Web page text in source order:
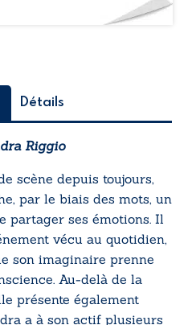
Détails
Riggio
scène depuis toujours,
par le biais des mots, un
partager ses émotions. Il
vécu au quotidien,
son imaginaire prenne
Au-delà de la
présente également
a à son actif plusieurs